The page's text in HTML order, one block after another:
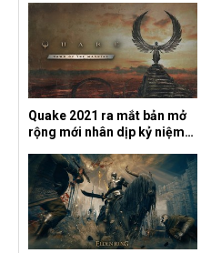
Quake 2021 ra mắt bản mở
rộng mới nhân dịp kỷ niệm
the Machine